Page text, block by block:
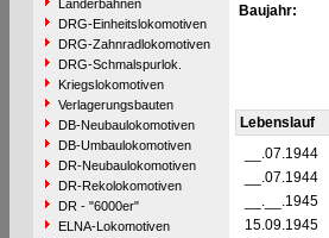
Länderbahnen
DRG-Einheitslokomotiven
DRG-Zahnradlokomotiven
DRG-Schmalspurlok.
Kriegslokomotiven
Verlagerungsbauten
DB-Neubaulokomotiven
DB-Umbaulokomotiven
DR-Neubaulokomotiven
DR-Rekolokomotiven
DR - "6000er"
ELNA-Lokomotiven
Baujahr:
Lebenslauf
__.07.1944
__.07.1944
__.__.1945
15.09.1945